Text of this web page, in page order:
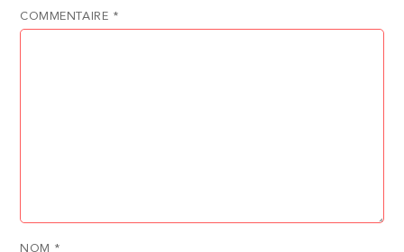
COMMENTAIRE *
NOM *